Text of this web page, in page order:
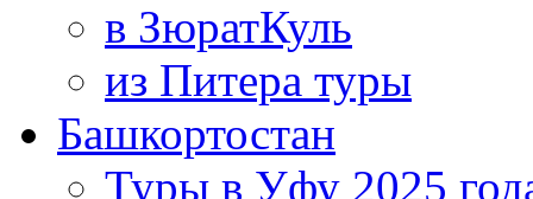
в ЗюратКуль
из Питера туры
Башкортостан
Туры в Уфу 2025